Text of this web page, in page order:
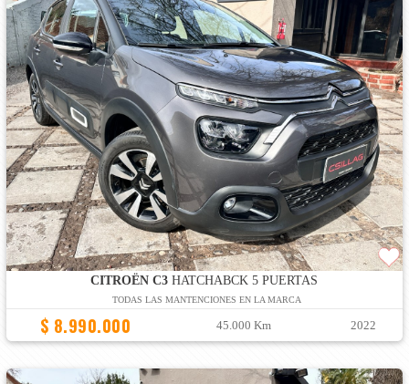
CITROËN C3 HATCHABCK 5 PUERTAS
TODAS LAS MANTENCIONES EN LA MARCA
$ 8.990.000 45.000 Km 2022